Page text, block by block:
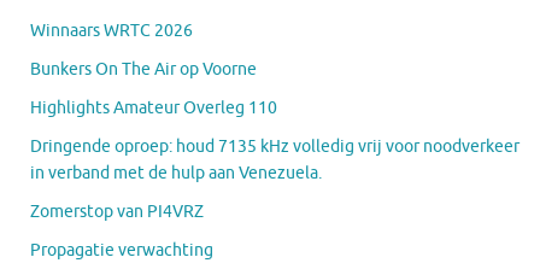
Winnaars WRTC 2026
Bunkers On The Air op Voorne
Highlights Amateur Overleg 110
Dringende oproep: houd 7135 kHz volledig vrij voor noodverkeer
in verband met de hulp aan Venezuela.
Zomerstop van PI4VRZ
Propagatie verwachting